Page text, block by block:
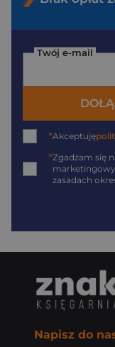
Twój e-mail
*Akceptuję
*Zgadzam się
zasadach
Napisz do